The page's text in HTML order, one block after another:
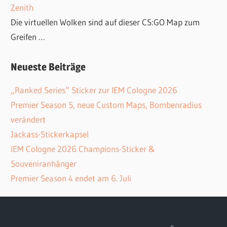
Zenith
Die virtuellen Wolken sind auf dieser CS:GO Map zum
Greifen …
Neueste Beiträge
„Ranked Series“ Sticker zur IEM Cologne 2026
Premier Season 5, neue Custom Maps, Bombenradius
verändert
Jackass-Stickerkapsel
IEM Cologne 2026 Champions-Sticker &
Souveniranhänger
Premier Season 4 endet am 6. Juli